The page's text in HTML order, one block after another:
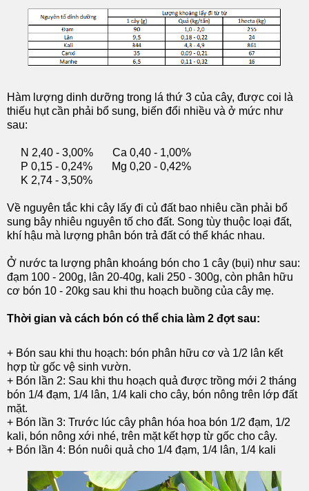
Hàm lượng dinh dưỡng trong lá thứ 3 của cây, được coi là
thiếu hụt cần phải bổ sung, biến đổi nhiều và ở mức như
sau:
N 2,40 - 3,00% Ca 0,40 - 1,00%
P 0,15 - 0,24% Mg 0,20 - 0,42%
K 2,74 - 3,50%
Về nguyên tắc khi cây lấy đi củ đất bao nhiêu cần phải bổ
sung bây nhiêu nguyên tố cho đất. Song tùy thuộc loại đất,
khí hậu mà lượng phân bón trả đất có thể khác nhau.
Ở nước ta lượng phân khoáng bón cho 1 cây (bụi) như sau:
đạm 100 - 200g, lân 20-40g, kali 250 - 300g, còn phân hữu
cơ bón 10 - 20kg sau khi thu hoạch buồng của cây mẹ.
Thời gian và cách bón có thể chia làm 2 đợt sau:
+ Bón sau khi thu hoạch: bón phân hữu cơ và 1/2 lân kết
hợp từ gốc vệ sinh vườn.
+ Bón lần 2: Sau khi thu hoạch quả được trồng mới 2 tháng
bón 1/4 đạm, 1/4 lân, 1/4 kali cho cây, bón nông trên lớp đất
mặt.
+ Bón lần 3: Trước lúc cây phân hóa hoa bón 1/2 đạm, 1/2
kali, bón nông xới nhé, trên mặt kết hợp từ gốc cho cây.
+ Bón lần 4: Bón nuôi quả cho 1/4 đạm, 1/4 lân, 1/4 kali